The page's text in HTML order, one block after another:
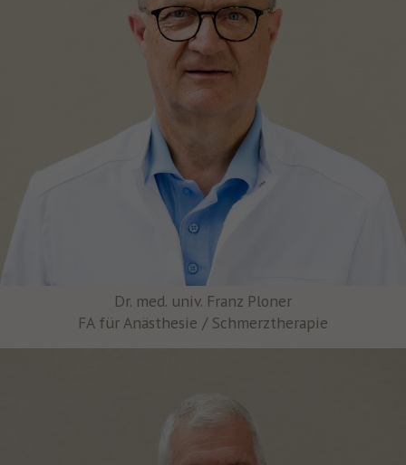
Dr. med. univ. Franz Ploner
FA für Anästhesie / Schmerztherapie